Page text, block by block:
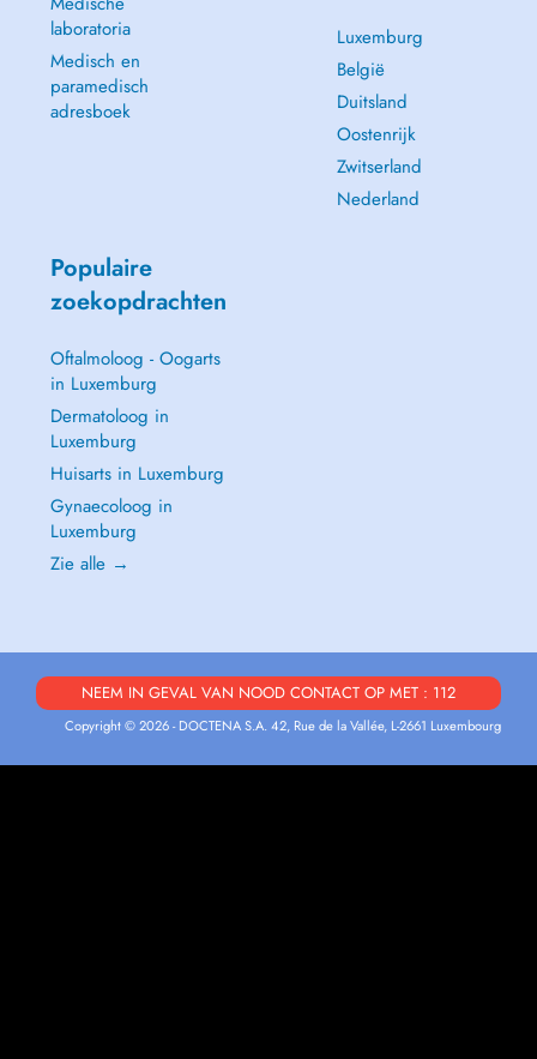
laboratoria
Medisch en
paramedisch
adresboek
Luxemburg
België
Duitsland
Oostenrijk
Zwitserland
Nederland
Populaire
zoekopdrachten
Oftalmoloog - Oogarts
in Luxemburg
Dermatoloog in
Luxemburg
Huisarts in Luxemburg
Gynaecoloog in
Luxemburg
Zie alle →
NEEM IN GEVAL VAN NOOD CONTACT OP MET : 112
Copyright © 2026 - DOCTENA S.A. 42, Rue de la Vallée, L-2661 Luxembourg